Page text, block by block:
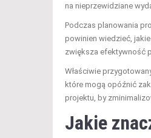
na nieprzewidziane
Podczas planowania
powinien wiedzieć,
zwiększa efektywność
Właściwie
które mogą opóźnić
projektu, by
Jakie